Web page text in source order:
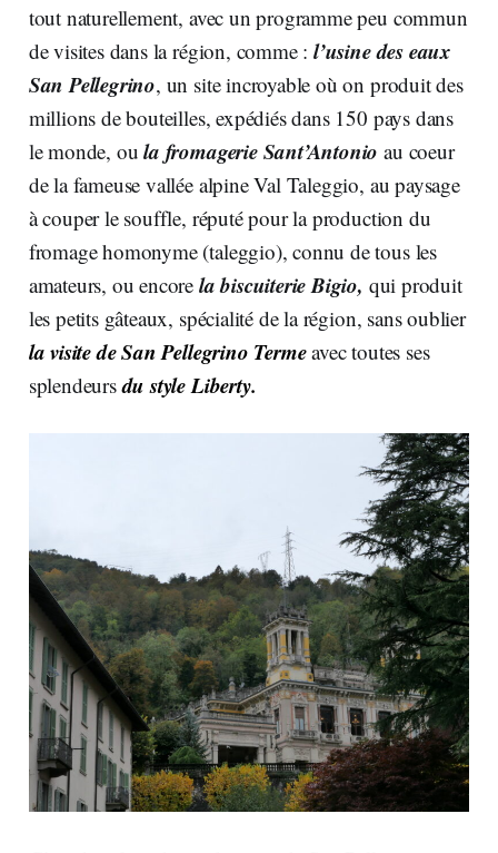
tout naturellement, avec un programme peu commun
de visites dans la région, comme :l’usine des eaux
San Pellegrino, un site incroyable où on produit des
millions de bouteilles, expédiés dans 150 pays dans
le monde, oula fromagerie Sant’Antonioau coeur
de la fameuse vallée alpine Val Taleggio, au paysage
à couper le souffle, réputé pour la production du
fromage homonyme (taleggio), connu de tous les
amateurs, ou encore la biscuiterie Bigio, qui produit
les petits gâteaux, spécialité de la région, sans oublier
la visite de San Pellegrino Termeavec toutes ses
splendeursdu style Liberty.